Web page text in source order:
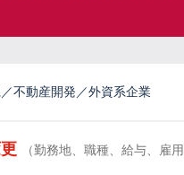
不動産開発／外資系企業
（勤務地、職種、給与、雇